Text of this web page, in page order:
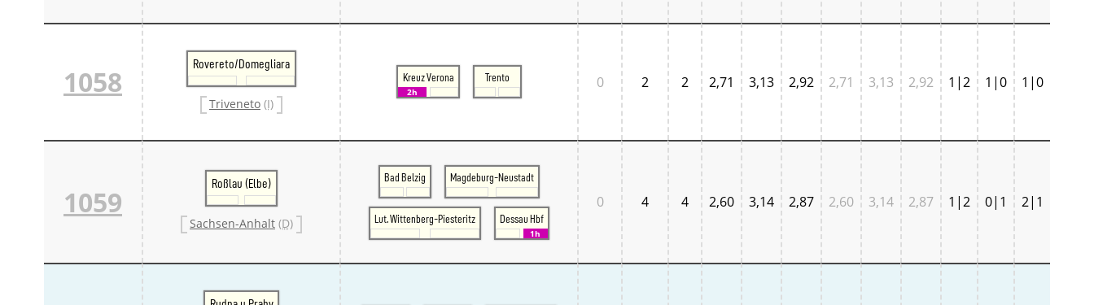
1058
Rovereto/Domegliara
Triveneto (I)
Kreuz Verona
2h
Trento 0 2 2 2,71 3,13 2,92 2,71 3,13 2,92 1|2 1|0 1|0
1059
Roßlau (Elbe)
Sachsen-Anhalt (D)
Bad Belzig Magdeburg-Neustadt
Lut. Wittenberg-Piesteritz
Dessau Hbf
1h
0 4 4 2,60 3,14 2,87 2,60 3,14 2,87 1|2 0|1 2|1